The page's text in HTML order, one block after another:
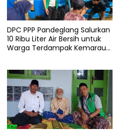
DPC PPP Pandeglang Salurkan
10 Ribu Liter Air Bersih untuk
Warga Terdampak Kemarau